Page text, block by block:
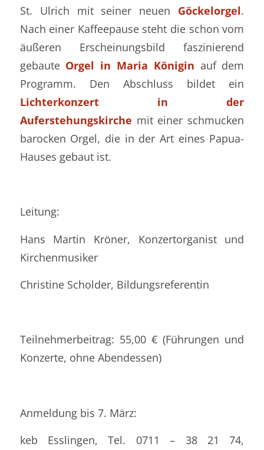
St. Ulrich mit seiner neuen Göckelorgel.
Nach einer Kaffeepause steht die schon vom
äußeren Erscheinungsbild faszinierend
gebaute Orgel in Maria Königin auf dem
Programm. Den Abschluss bildet ein
Lichterkonzert in der
Auferstehungskirche mit einer schmucken
barocken Orgel, die in der Art eines Papua-
Hauses gebaut ist.
Leitung:
Hans Martin Kröner, Konzertorganist und
Kirchenmusiker
Christine Scholder, Bildungsreferentin
Teilnehmerbeitrag: 55,00 € (Führungen und
Konzerte, ohne Abendessen)
Anmeldung bis 7. März:
keb Esslingen, Tel. 0711 – 38 21 74,